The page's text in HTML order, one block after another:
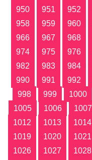
950
951 952
958
959 960
966
967 968
974
975 976
982
983 984
990
991 992
998
999 1000
1005
1006 1007
1012
1013 1014
1019
1020 1021
1026
1027 1028